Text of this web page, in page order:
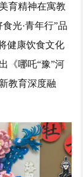
育精神在寓教
光·青年行”品
健康饮食文化
《哪吒“豫”河
教育深度融